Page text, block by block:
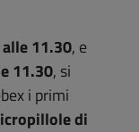
11.30, e
11.30, si
i primi
di